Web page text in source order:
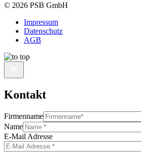
© 2026 PSB GmbH
Impressum
Datenschutz
AGB
Kontakt
Firmenname
Name
E-Mail Adresse